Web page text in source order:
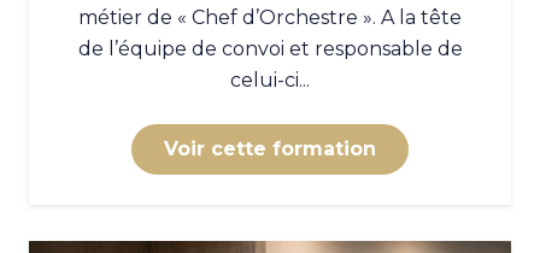
métier de « Chef d’Orchestre ». A la tête
de l’équipe de convoi et responsable de
celui-ci...
Voir cette formation